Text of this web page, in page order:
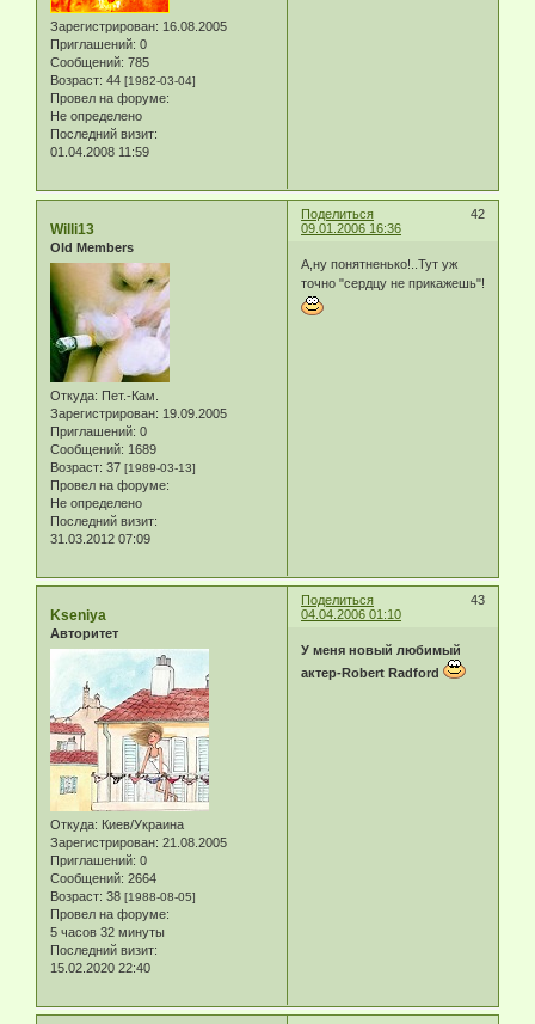
Зарегистрирован: 16.08.2005
Приглашений: 0
Сообщений: 785
Возраст: 44 [1982-03-04]
Провел на форуме:
Не определено
Последний визит:
01.04.2008 11:59
Поделиться
42
09.01.2006 16:36
Willi13
Old Members
Откуда: Пет.-Кам.
Зарегистрирован: 19.09.2005
Приглашений: 0
Сообщений: 1689
Возраст: 37 [1989-03-13]
Провел на форуме:
Не определено
Последний визит:
31.03.2012 07:09
А,ну понятненько!..Тут уж
точно "сердцу не прикажешь"!
Поделиться
43
04.04.2006 01:10
Kseniya
Авторитет
Откуда: Киев/Украина
Зарегистрирован: 21.08.2005
Приглашений: 0
Сообщений: 2664
Возраст: 38 [1988-08-05]
Провел на форуме:
5 часов 32 минуты
Последний визит:
15.02.2020 22:40
У меня новый любимый
актер-Robert Radford